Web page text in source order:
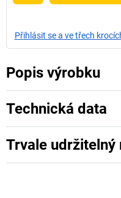
Přihlásit se a ve třech
Popis výrobku
Technická data
Trvale udržitelný